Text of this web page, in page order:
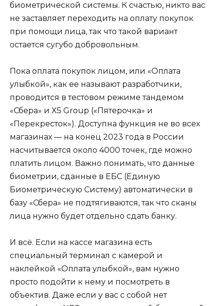
биометрической системы. К счастью, никто вас
не заставляет переходить на оплату покупок
при помощи лица, так что такой вариант
остается сугубо добровольным.
Пока оплата покупок лицом, или «Оплата
улыбкой», как ее называют разработчики,
проводится в тестовом режиме тандемом
«Сбера» и X5 Group («Пятерочка» и
«Перекресток»). Доступна функция не во всех
магазинах — на конец 2023 года в России
насчитывается около 4000 точек, где можно
платить лицом. Важно понимать, что данные
биометрии, сданные в ЕБС (Единую
Биометрическую Систему) автоматически в
базу «Сбера» не подтягиваются, так что сканы
лица нужно будет отдельно сдать банку.
И всё. Если на кассе магазина есть
специальный терминал с камерой и
наклейкой «Оплата улыбкой», вам нужно
просто подойти к нему и посмотреть в
объектив. Даже если у вас с собой нет